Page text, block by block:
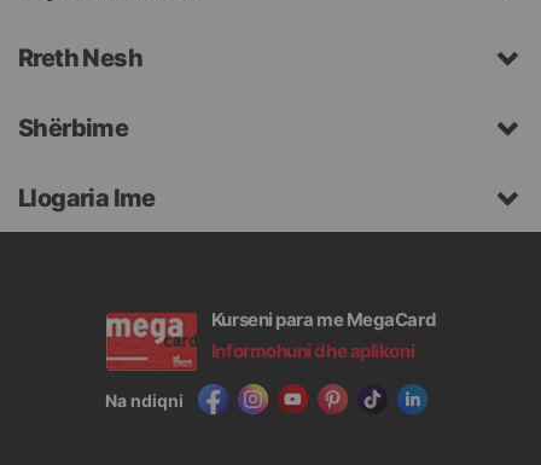
Rreth Nesh
Shërbime
Llogaria Ime
Kurseni para me MegaCard
Informohuni dhe aplikoni
Na ndiqni